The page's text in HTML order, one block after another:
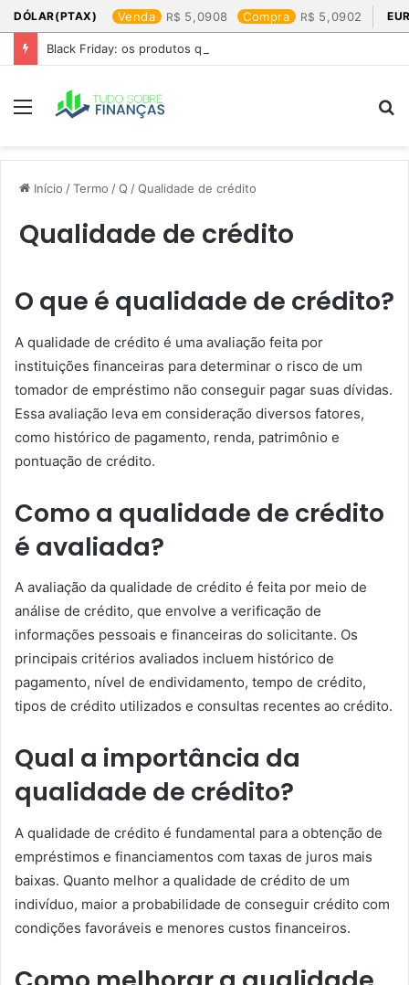
DÓLAR(PTAX) Venda 5,0908 Compra 5,0902
Black Friday: os produtos que mais valem a pena
Menu
Início /Termo /Q /Qualidade de crédito
Qualidade de crédito
O que é qualidade de crédito?
A qualidade de crédito é uma avaliação feita por
instituições financeiras para determinar o risco de um
tomador de empréstimo não conseguir pagar suas dívidas.
Essa avaliação leva em consideração diversos fatores,
como histórico de pagamento, renda, patrimônio e
pontuação de crédito.
Como a qualidade de crédito
é avaliada?
A avaliação da qualidade de crédito é feita por meio de
análise de crédito, que envolve a verificação de
informações pessoais e financeiras do solicitante. Os
principais critérios avaliados incluem histórico de
pagamento, nível de endividamento, tempo de crédito,
tipos de crédito utilizados e consultas recentes ao crédito.
Qual a importância da
qualidade de crédito?
A qualidade de crédito é fundamental para a obtenção de
empréstimos e financiamentos com taxas de juros mais
baixas. Quanto melhor a qualidade de crédito de um
indivíduo, maior a probabilidade de conseguir crédito com
condições favoráveis e menores custos financeiros.